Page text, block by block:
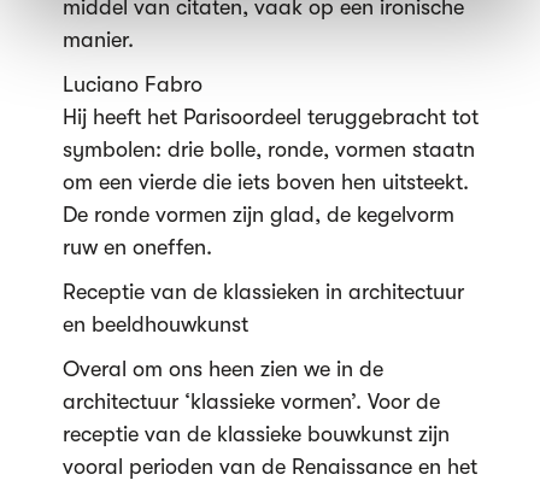
middel van citaten, vaak op een ironische
manier.
Luciano Fabro
Hij heeft het Parisoordeel teruggebracht tot
symbolen: drie bolle, ronde, vormen staatn
om een vierde die iets boven hen uitsteekt.
De ronde vormen zijn glad, de kegelvorm
ruw en oneffen.
Receptie van de klassieken in architectuur
en beeldhouwkunst
Overal om ons heen zien we in de
architectuur ‘klassieke vormen’. Voor de
receptie van de klassieke bouwkunst zijn
vooral perioden van de Renaissance en het